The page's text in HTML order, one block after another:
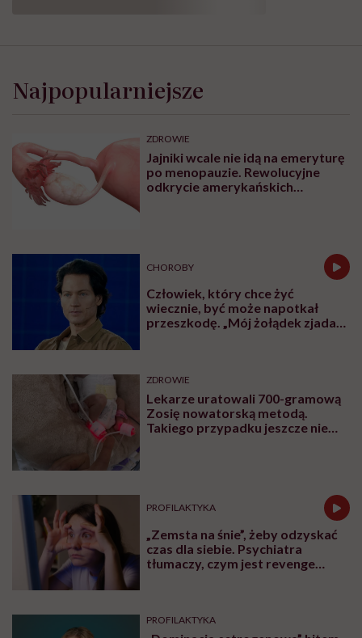
Jak rozpoznać insulinooporność? Od czego
zacząć zmiany w swoim życiu? Dlaczego nie
nie być i stawiać wszystkiego na jedną kartę?
Klaudia Łakoma radzi podejść do
insulinooporności (i do siebie!) ze spokojem i
łagodnością. Jeśli marzyłyście o tym, by ktoś
wam powiedział, że na diecie nie musicie być
głodne i złe, ta rozmowa jest właśnie dla was.
Posłuchaj Udostępnij
Posłuchaj podcastu
Posłuchaj nas również na: